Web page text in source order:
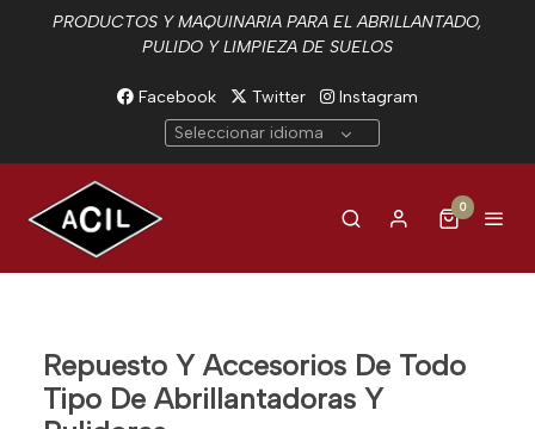
PRODUCTOS Y MAQUINARIA PARA EL ABRILLANTADO,
PULIDO Y LIMPIEZA DE SUELOS
Facebook Twitter
Instagram
Seleccionar idioma
0
Repuesto Y Accesorios De Todo
Tipo De Abrillantadoras Y